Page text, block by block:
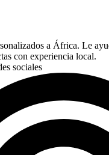
a África. Le
con experiencia local.
sociales